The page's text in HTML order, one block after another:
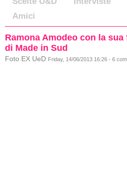
Amici
Ramona Amodeo con la
di Made in Sud
Foto EX UeD Friday, 14/06/2013 16:26 - 6